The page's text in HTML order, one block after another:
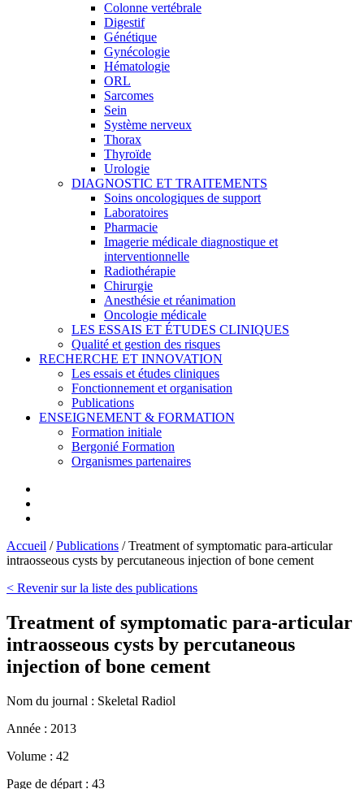
Colonne vertébrale
Digestif
Génétique
Gynécologie
Hématologie
ORL
Sarcomes
Sein
Système nerveux
Thorax
Thyroïde
Urologie
DIAGNOSTIC ET TRAITEMENTS
Soins oncologiques de support
Laboratoires
Pharmacie
Imagerie médicale diagnostique et
interventionnelle
Radiothérapie
Chirurgie
Anesthésie et réanimation
Oncologie médicale
LES ESSAIS ET ÉTUDES CLINIQUES
Qualité et gestion des risques
RECHERCHE ET INNOVATION
Les essais et études cliniques
Fonctionnement et organisation
Publications
ENSEIGNEMENT & FORMATION
Formation initiale
Bergonié Formation
Organismes partenaires
Accueil /Publications /Treatment of symptomatic para-articular
intraosseous cysts by percutaneous injection of bone cement
< Revenir sur la liste des publications
Treatment of symptomatic para-articular
intraosseous cysts by percutaneous
injection of bone cement
Nom du journal : Skeletal Radiol
Année : 2013
Volume : 42
Page de départ : 43